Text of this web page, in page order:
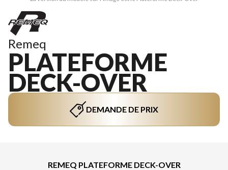
Remeq
PLATEFORME
DECK-OVER
DEMANDE DE PRIX
REMEQ PLATEFORME DECK-OVER